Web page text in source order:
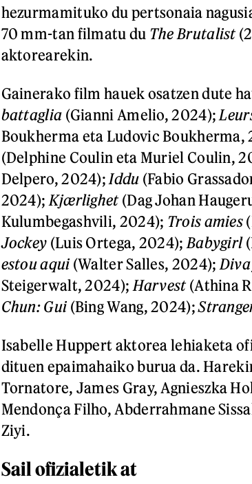
hezurmamituko du pertsonaia
70 mm-tan filmatu du The Brutalist
aktorearekin.
Gainerako film hauek osatzen dute
battaglia (Gianni Amelio, 2024);
Boukherma eta Ludovic
(Delphine Coulin eta Muriel Coulin,
Delpero, 2024); Iddu (Fabio
2024); Kjærlighet (Dag Johan
Kulumbegashvili, 2024); Trois amies
Jockey (Luis Ortega, 2024); Babygirl
estou aqui (Walter Salles, 2024);
Steigerwalt, 2024); Harvest(Athina
Chun: Gui (Bing Wang, 2024);
Isabelle Huppert aktorea lehiaketa
dituen epaimahaiko burua da.
Tornatore, James Gray, Agnieszka
Mendonça Filho, Abderrahmane
Ziyi.
Sail ofizialetik at